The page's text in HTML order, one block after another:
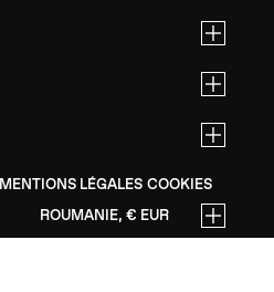
MENTIONS LÉGALES COOKIES
ROUMANIE, € EUR